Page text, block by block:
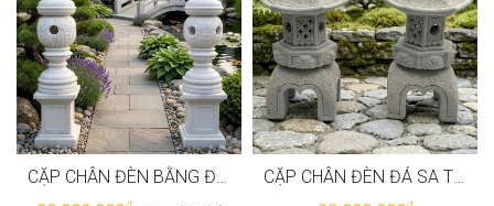
CẶP CHÂN ĐÈN BẰNG ĐÁ TRẮNG TỰ NHIÊN NGUYÊN KHỐI, CAO 40CM T4006
CẶP CHÂN ĐÈN ĐÁ SA THẠCH TỰ NHIÊN NGUYÊN KHỐI, CAO 55CM T3899